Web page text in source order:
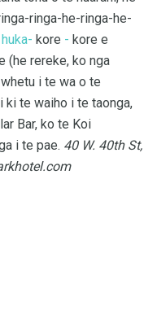
ringa-he-ringa-he-
kore - kore e
(he rereke, ko nga
i te wa o te
ki te waiho i te taonga,
Bar, ko te Koi
i te pae. 40 W. 40th St,